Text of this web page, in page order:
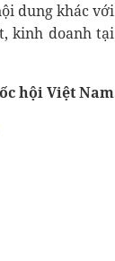
dung khác với
kinh doanh tại
hội Việt Nam